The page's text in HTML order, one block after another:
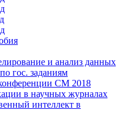
и анализ данных
гос. заданиям
CM 2018
в научных журналах
интеллект в